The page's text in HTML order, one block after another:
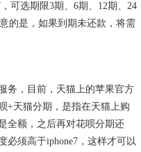
可选期限3期、6期、12期、24
的是，如果到期未还款，将需
务，目前，天猫上的苹果官方
+天猫分期，是指在天猫上购
全额，之后再对花呗分期还
必须高于iphone7，这样才可以